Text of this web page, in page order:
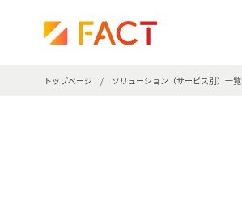
株
式
社
トップページ / ソリューション（サービス別）一覧